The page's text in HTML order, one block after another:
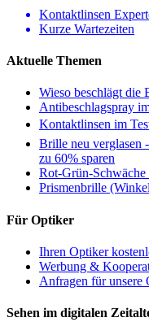
Kontaktlinsen
Kurze Wartezeiten
Aktuelle Themen
Wieso beschlägt die
Antibeschlagspray
Kontaktlinsen im
Brille neu verglasen
zu 60% sparen
Rot-Grün-Schwäche
Prismenbrille
Für Optiker
Ihren Optiker
Werbung &
Anfragen für unsere
Sehen im digitalen